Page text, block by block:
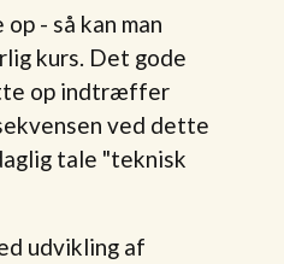
- så kan man
kurs. Det gode
op indtræffer
ved dette
tale "teknisk
udvikling af